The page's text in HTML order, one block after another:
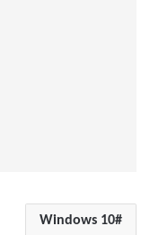
Windows 10